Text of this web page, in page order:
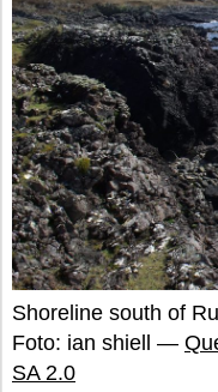
Shoreline south of
Foto: ian shiell —
SA 2.0